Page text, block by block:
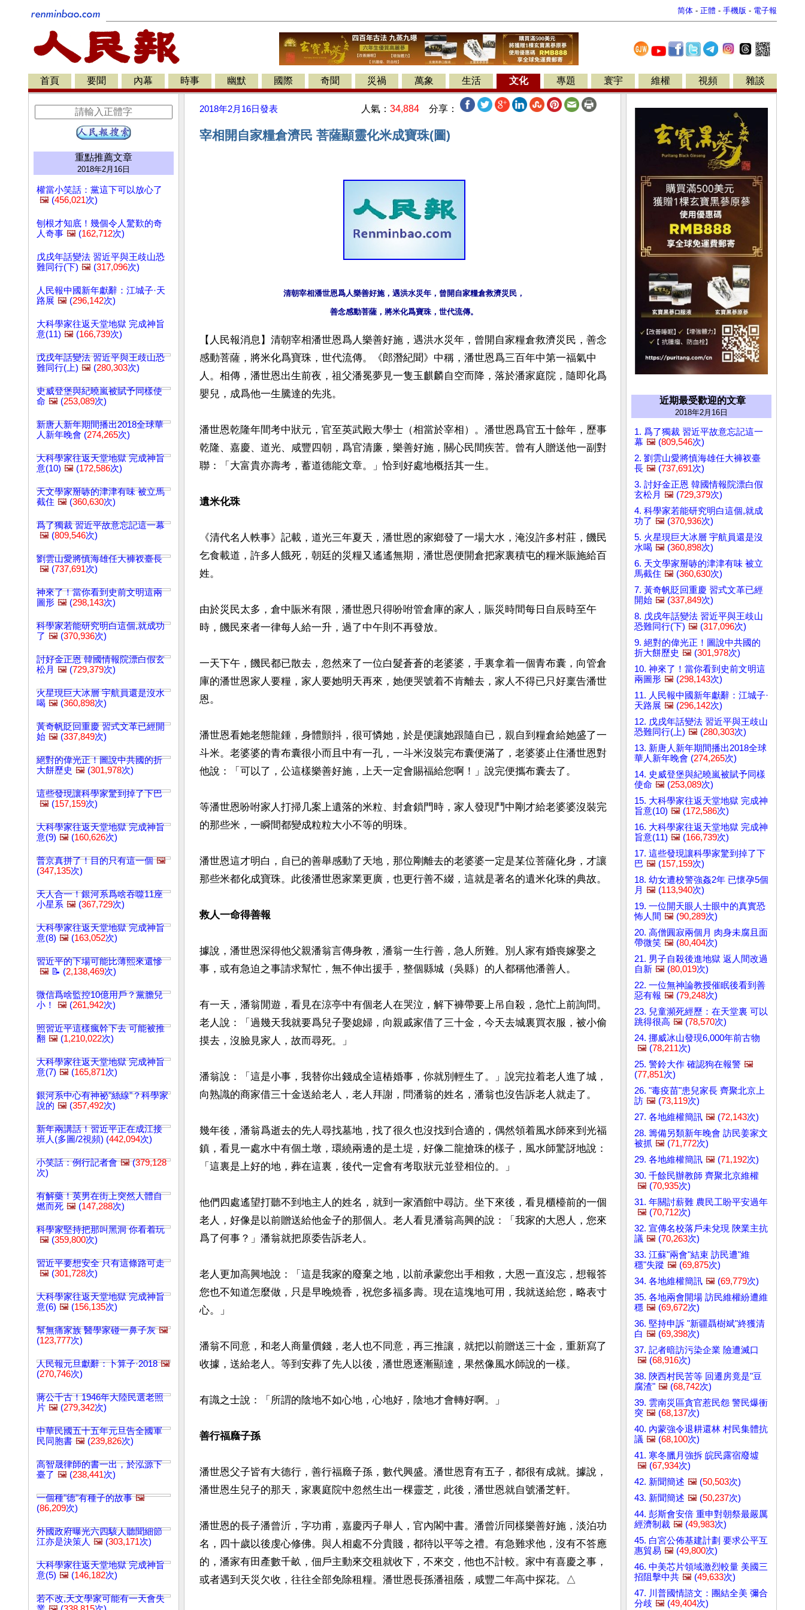
简体 - 正體 - 手機版 - 電子報
首頁 要聞 內幕 時事 幽默 國際 奇聞 災禍 萬象 生活 文化 專題 寰宇 維權 視頻 雜談
重點推薦文章
2018年2月16日
權當小笑話：黨這下可以放心了
🖼️ (456,021次)
刨根才知底！幾個令人驚歎的奇
人奇事 🖼️ (162,712次)
戊戌年話變法 習近平與王歧山恐
難同行(下) 🖼️ (317,096次)
人民報中國新年獻辭：江城子·天
路展 🖼️ (296,142次)
大科學家往返天堂地獄 完成神旨
意(11) 🖼️ (166,739次)
戊戌年話變法 習近平與王歧山恐
難同行(上) 🖼️ (280,303次)
史威登堡與紀曉嵐被賦予同樣使
命 🖼️ (253,089次)
新唐人新年期間播出2018全球華
人新年晚會 (274,265次)
大科學家往返天堂地獄 完成神旨
意(10) 🖼️ (172,586次)
天文學家掰哧的津津有味 被立馬
截住 🖼️ (360,630次)
爲了獨裁 習近平故意忘記這一幕
🖼️ (809,546次)
劉雲山愛將慎海雄任大褲衩臺長
🖼️ (737,691次)
神來了！當你看到史前文明這兩
圖形 🖼️ (298,143次)
科學家若能研究明白這個,就成功
了 🖼️ (370,936次)
討好金正恩 韓國情報院漂白假玄
松月 🖼️ (729,379次)
火星現巨大冰層 宇航員還是沒水
喝 🖼️ (360,898次)
黃奇帆貶回重慶 習式文革已經開
始 🖼️ (337,849次)
絕對的偉光正！圖說中共國的折
大餅歷史 🖼️ (301,978次)
這些發現讓科學家驚到掉了下巴
🖼️ (157,159次)
大科學家往返天堂地獄 完成神旨
意(9) 🖼️ (160,626次)
普京真拼了！目的只有這一個 🖼️
(347,135次)
天人合一！銀河系爲啥吞噬11座
小星系 🖼️ (367,729次)
大科學家往返天堂地獄 完成神旨
意(8) 🖼️ (163,052次)
習近平的下場可能比薄熙來還慘
🖼️ 📝 (2,138,469次)
微信爲啥監控10億用戶？黨膽兒
小！
🖼️ (261,942次)
照習近平這樣瘋幹下去 可能被推
翻 🖼️ (1,210,022次)
大科學家往返天堂地獄 完成神旨
意(7) 🖼️ (165,871次)
銀河系中心有神祕"絲線"？科學家
說的 🖼️ (357,492次)
新年兩講話！習近平正在成江接
班人(多圖/2視頻) (442,094次)
小笑話：例行記者會 🖼️(379,128
次)
有解藥！英男在街上突然人體自
燃而死 🖼️ (147,288次)
科學家堅持把那叫黑洞 你看着玩
🖼️ (359,800次)
習近平要想安全 只有這條路可走
🖼️ (301,728次)
大科學家往返天堂地獄 完成神旨
意(6) 🖼️ (156,135次)
幫無痛家族 醫學家碰一鼻子灰 🖼️
(123,777次)
人民報元旦獻辭：卜算子·2018 🖼️
(270,746次)
蔣公千古！1946年大陸民選老照
片 🖼️ (279,342次)
中華民國五十五年元旦告全國軍
民同胞書 🖼️ (239,826次)
高智晟律師的書一出，於泓源下
臺了 🖼️ (238,441次)
一個種"德"有種子的故事 🖼️
(86,209次)
外國政府曝光六四駭人聽聞細節
江亦是決策人 🖼️ (303,171次)
大科學家往返天堂地獄 完成神旨
意(5) 🖼️ (146,182次)
若不改,天文學家可能有一天會失
2018年2月16日發表 人氣： 34,884 分享：
宰相開自家糧倉濟民 菩薩顯靈化米成寶珠(圖)
清朝宰相潘世恩爲人樂善好施，遇洪水災年，曾開自家糧倉救濟災民，
【人民報消息】清朝宰相潘世恩爲人樂善好施，遇洪水災年，曾開自家糧倉救濟災民，善念
感動菩薩，將米化爲寶珠，世代流傳。《郎潛紀聞》中稱，潘世恩爲三百年中第一福氣中
人。相傳，潘世恩出生前夜，祖父潘冕夢見一隻玉麒麟自空而降，落於潘家庭院，隨即化爲
嬰兒，成爲他一生騰達的先兆。
潘世恩乾隆年間考中狀元，官至英武殿大學士（相當於宰相）。潘世恩爲官五十餘年，歷事
乾隆、嘉慶、道光、咸豐四朝，爲官清廉，樂善好施，關心民間疾苦。曾有人贈送他一副對
聯：「大富貴亦壽考，蓄道德能文章。」恰到好處地概括其一生。
遺米化珠
《清代名人軼事》記載，道光三年夏天，潘世恩的家鄉發了一場大水，淹沒許多村莊，饑民
乞食載道，許多人餓死，朝廷的災糧又遙遙無期，潘世恩便開倉把家裏積屯的糧米賑施給百
姓。
由於災民太多，倉中賑米有限，潘世恩只得吩咐管倉庫的家人，賑災時間每日自辰時至午
時，饑民來者一律每人給一升，過了中午則不再發放。
一天下午，饑民都已散去，忽然來了一位白髮蒼蒼的老婆婆，手裏拿着一個青布囊，向管倉
庫的潘世恩家人要糧，家人要她明天再來，她便哭號着不肯離去，家人不得已只好稟告潘世
恩。
潘世恩看她老態龍鍾，身體顫抖，很可憐她，於是便讓她跟隨自已，親自到糧倉給她盛了一
斗米。老婆婆的青布囊很小而且中有一孔，一斗米沒裝完布囊便滿了，老婆婆止住潘世恩對
他說：「可以了，公這樣樂善好施，上天一定會賜福給您啊！」說完便攜布囊去了。
等潘世恩吩咐家人打掃几案上遺落的米粒、封倉鎖門時，家人發現鬥中剛才給老婆婆沒裝完
的那些米，一瞬間都變成粒粒大小不等的明珠。
潘世恩這才明白，自已的善舉感動了天地，那位剛離去的老婆婆一定是某位菩薩化身，才讓
那些米都化成寶珠。此後潘世恩家業更廣，也更行善不綴，這就是著名的遺米化珠的典故。
救人一命得善報
據說，潘世恩深得他父親潘翁言傳身教，潘翁一生行善，急人所難。別人家有婚喪嫁娶之
事，或有急迫之事請求幫忙，無不伸出援手，整個縣城（吳縣）的人都稱他潘善人。
有一天，潘翁閒遊，看見在涼亭中有個老人在哭泣，解下褲帶要上吊自殺，急忙上前詢問。
老人說：「過幾天我就要爲兒子娶媳婦，向親戚家借了三十金，今天去城裏買衣服，被小偷
摸去，沒臉見家人，故而尋死。」
潘翁說：「這是小事，我替你出錢成全這樁婚事，你就別輕生了。」說完拉着老人進了城，
向熟識的商家借三十金送給老人，老人拜謝，問潘翁的姓名，潘翁也沒告訴老人就走了。
幾年後，潘翁爲逝去的先人尋找墓地，找了很久也沒找到合適的，偶然領着風水師來到光福
鎮，看見一處水中有個土墩，環繞兩邊的是土堤，好像二龍搶珠的樣子，風水師驚訝地說：
「這裏是上好的地，葬在這裏，後代一定會有考取狀元並登相位的。」
他們四處遙望打聽不到地主人的姓名，就到一家酒館中尋訪。坐下來後，看見櫃檯前的一個
老人，好像是以前贈送給他金子的那個人。老人看見潘翁高興的說：「我家的大恩人，您來
爲了何事？」潘翁就把原委告訴老人。
老人更加高興地說：「這是我家的廢棄之地，以前承蒙您出手相救，大恩一直沒忘，想報答
您也不知道怎麼做，只是早晚燒香，祝您多福多壽。現在這塊地可用，我就送給您，略表寸
心。」
潘翁不同意，和老人商量價錢，老人也不同意，再三推讓，就把以前贈送三十金，重新寫了
收據，送給老人。等到安葬了先人以後，潘世恩逐漸顯達，果然像風水師說的一樣。
有識之士說：「所謂的陰地不如心地，心地好，陰地才會轉好啊。」
善行福廕子孫
潘世恩父子皆有大德行，善行福廕子孫，數代興盛。潘世恩育有五子，都很有成就。據說，
潘世恩生兒子的那天，家裏庭院中忽然生出一棵靈芝，此後，潘世恩就自號潘芝軒。
潘世恩的長子潘曾沂，字功甫，嘉慶丙子舉人，官內閣中書。潘曾沂同樣樂善好施，淡泊功
名，四十歲以後虔心修佛。與人相處不分貴賤，都待以平等之禮。有急難求他，沒有不答應
的，潘家有田產數千畝，佃戶主動來交租就收下，不來交，他也不計較。家中有喜慶之事，
或者遇到天災欠收，往往全部免除租糧。潘世恩長孫潘祖蔭，咸豐二年高中探花。△
近期最受歡迎的文章
2018年2月16日
1. 爲了獨裁 習近平故意忘記這一
幕 🖼️ (809,546次)
2. 劉雲山愛將慎海雄任大褲衩臺
長 🖼️ (737,691次)
3. 討好金正恩 韓國情報院漂白假
玄松月 🖼️ (729,379次)
4. 科學家若能研究明白這個,就成
功了 🖼️ (370,936次)
5. 火星現巨大冰層 宇航員還是沒
水喝 🖼️ (360,898次)
6. 天文學家掰哧的津津有味 被立
馬截住 🖼️ (360,630次)
7. 黃奇帆貶回重慶 習式文革已經
開始 🖼️ (337,849次)
8. 戊戌年話變法 習近平與王歧山
恐難同行(下) 🖼️ (317,096次)
9. 絕對的偉光正！圖說中共國的
折大餅歷史 🖼️ (301,978次)
10. 神來了！當你看到史前文明這
兩圖形 🖼️ (298,143次)
11. 人民報中國新年獻辭：江城子·
天路展 🖼️ (296,142次)
12. 戊戌年話變法 習近平與王歧山
恐難同行(上) 🖼️ (280,303次)
13. 新唐人新年期間播出2018全球
華人新年晚會 (274,265次)
14. 史威登堡與紀曉嵐被賦予同樣
使命 🖼️ (253,089次)
15. 大科學家往返天堂地獄 完成神
旨意(10) 🖼️ (172,586次)
16. 大科學家往返天堂地獄 完成神
旨意(11) 🖼️ (166,739次)
17. 這些發現讓科學家驚到掉了下
巴 🖼️ (157,159次)
18. 幼女遭校警強姦2年 已懷孕5個
月 🖼️ (113,940次)
19. 一位開天眼人士眼中的真實恐
怖人間 🖼️ (90,289次)
20. 高僧圓寂兩個月 肉身未腐且面
帶微笑 🖼️ (80,404次)
21. 男子自殺後進地獄 返人間改過
自新 🖼️ (80,019次)
22. 一位無神論教授催眠後看到善
惡有報 🖼️ (79,248次)
23. 兒童瀕死經歷：在天堂裏 可以
跳得很高 🖼️ (78,570次)
24. 挪威冰山發現6,000年前古物
🖼️ (78,211次)
25. 警鈴大作 確認狗在報警 🖼️
(77,851次)
26. "毒疫苗"患兒家長 齊聚北京上
訪 🖼️ (73,119次)
27. 各地維權簡訊 🖼️ (72,143次)
28. 籌備另類新年晚會 訪民姜家文
被抓 🖼️ (71,772次)
29. 各地維權簡訊 🖼️ (71,192次)
30. 千餘民辦教師 齊聚北京維權
🖼️ (70,935次)
31. 年關討薪難 農民工盼平安過年
🖼️ (70,712次)
32. 宣傳名校落戶未兌現 陝業主抗
議 🖼️ (70,263次)
33. 江蘇"兩會"結束 訪民遭"維
穩"失蹤 🖼️ (69,875次)
34. 各地維權簡訊 🖼️ (69,779次)
35. 各地兩會開場 訪民維權紛遭維
穩 🖼️ (69,672次)
36. 堅持申訴 "新疆聶樹斌"終獲清
白 🖼️ (69,398次)
37. 記者暗訪污染企業 險遭滅口
🖼️ (68,916次)
38. 陝西村民苦等 回遷房竟是"豆
腐渣" 🖼️ (68,742次)
39. 雲南災區貪官惹民怨 警民爆衝
突 🖼️ (68,137次)
40. 內蒙強令退耕還林 村民集體抗
議 🖼️ (68,100次)
41. 寒冬臘月強拆 皖民露宿廢墟
🖼️ (67,934次)
42. 新聞簡述 🖼️ (50,503次)
43. 新聞簡述 🖼️ (50,237次)
44. 彭斯會安倍 重申對朝祭最嚴厲
經濟制裁 🖼️ (49,983次)
45. 白宮公佈基建計劃 要求公平互
惠貿易 🖼️ (49,800次)
46. 中美芯片領域激烈較量 美國三
招阻擊中共 🖼️ (49,633次)
47. 川普國情諮文：團結全美 彌合
分歧 🖼️ (49,404次)